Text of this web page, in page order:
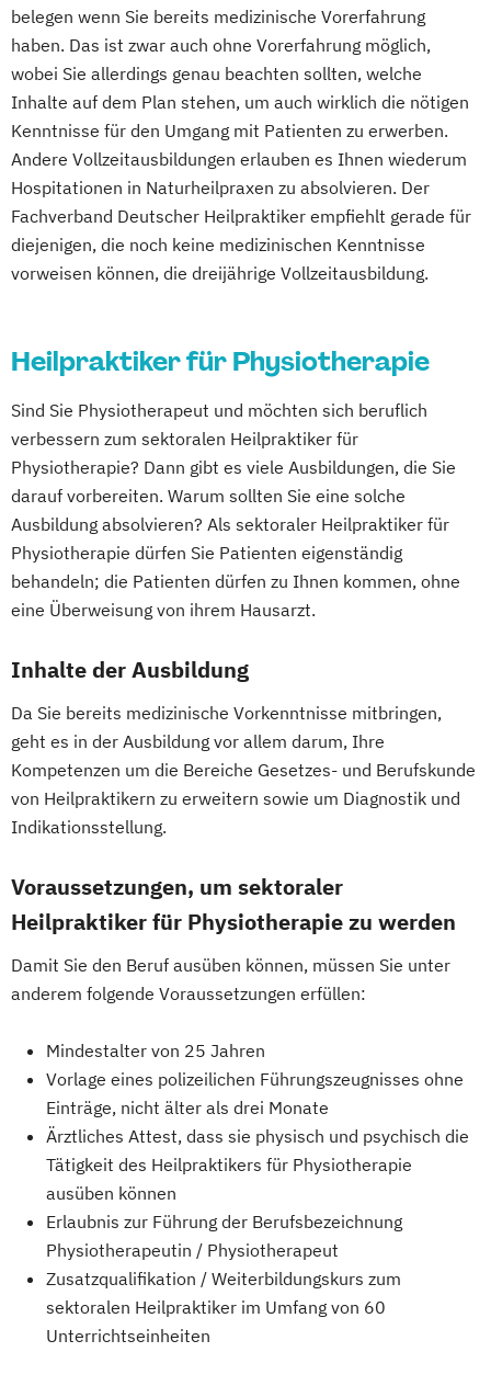
belegen wenn Sie bereits medizinische Vorerfahrung
haben. Das ist zwar auch ohne Vorerfahrung möglich,
wobei Sie allerdings genau beachten sollten, welche
Inhalte auf dem Plan stehen, um auch wirklich die nötigen
Kenntnisse für den Umgang mit Patienten zu erwerben.
Andere Vollzeitausbildungen erlauben es Ihnen wiederum
Hospitationen in Naturheilpraxen zu absolvieren. Der
Fachverband Deutscher Heilpraktiker empfiehlt gerade für
diejenigen, die noch keine medizinischen Kenntnisse
vorweisen können, die dreijährige Vollzeitausbildung.
Heilpraktiker für Physiotherapie
Sind Sie Physiotherapeut und möchten sich beruflich
verbessern zum sektoralen Heilpraktiker für
Physiotherapie? Dann gibt es viele Ausbildungen, die Sie
darauf vorbereiten. Warum sollten Sie eine solche
Ausbildung absolvieren? Als sektoraler Heilpraktiker für
Physiotherapie dürfen Sie Patienten eigenständig
behandeln; die Patienten dürfen zu Ihnen kommen, ohne
eine Überweisung von ihrem Hausarzt.
Inhalte der Ausbildung
Da Sie bereits medizinische Vorkenntnisse mitbringen,
geht es in der Ausbildung vor allem darum, Ihre
Kompetenzen um die Bereiche Gesetzes- und Berufskunde
von Heilpraktikern zu erweitern sowie um Diagnostik und
Indikationsstellung.
Voraussetzungen, um sektoraler
Heilpraktiker für Physiotherapie zu werden
Damit Sie den Beruf ausüben können, müssen Sie unter
anderem folgende Voraussetzungen erfüllen:
Mindestalter von 25 Jahren
Vorlage eines polizeilichen Führungszeugnisses ohne
Einträge, nicht älter als drei Monate
Ärztliches Attest, dass sie physisch und psychisch die
Tätigkeit des Heilpraktikers für Physiotherapie
ausüben können
Erlaubnis zur Führung der Berufsbezeichnung
Physiotherapeutin / Physiotherapeut
Zusatzqualifikation / Weiterbildungskurs zum
sektoralen Heilpraktiker im Umfang von 60
Unterrichtseinheiten